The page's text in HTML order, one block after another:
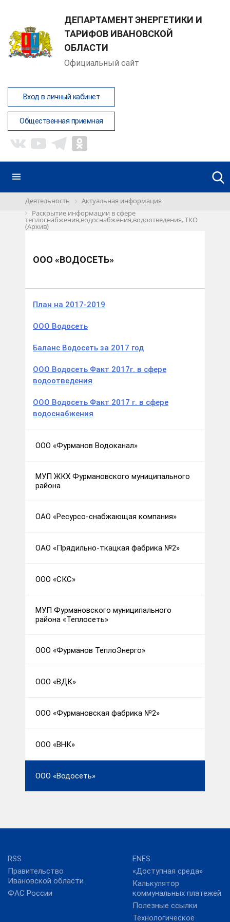
ДЕПАРТАМЕНТ ЭНЕРГЕТИКИ И
ТАРИФОВ ИВАНОВСКОЙ
ОБЛАСТИ
Официальный сайт
Вход в личный кабинет
Общественная приемная
Деятельность
Актуальная информация
Раскрытие информации в сфере
теплоснабжения,водоснабжения,водоотведения, ТКО
(Архив)
ООО «ВОДОСЕТЬ»
План на 2017-2019
ООО Водосеть
Баланс Водосеть за 2017 год
ООО Водосеть Факт 2017г. в сфере
водоотведения
ООО Водосеть Факт 2017 г. в сфере
водоснабжения
ООО «Фурманов Водоканал»
МУП ЖКХ Фурмановского муниципального
района
ОАО «Ресурсо-снабжающая компания»
ОАО «Прядильно-ткацкая фабрика №2»
ООО «СКС»
МУП Фурмановского муниципального
района «Теплосеть»
ООО «Фурманов ТеплоЭнерго»
ООО «ВДК»
ООО «Фурмановская фабрика №2»
ООО «ВНК»
ООО «Водосеть»
RSS
Правительство
Ивановской области
ФАС России
ENES
«Доступная среда»
Калькулятор
коммунальных платежей
Полезные ссылки
Технологическое